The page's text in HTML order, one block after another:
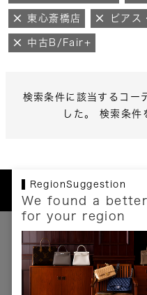
東心斎橋店 ピアス
中古B/Fair+
検索条件に該当するコー
した。 検索条件
RegionSuggestion
We found a
for your region
お支払いについて
配送について
送料について